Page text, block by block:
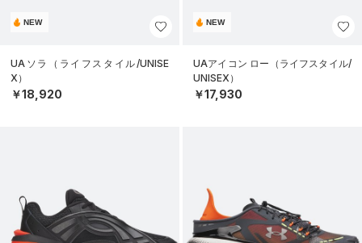
NEW
UAソラ（ライフスタイル/UNISE
X）
￥18,920
NEW
UAアイコン ロー（ライフスタイル/
UNISEX）
￥17,930